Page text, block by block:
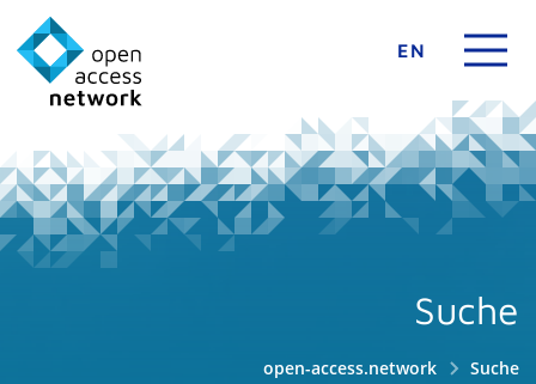
EN
Suche
open-access.network Suche